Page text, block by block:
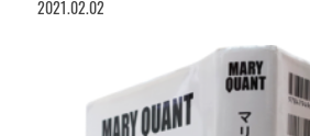
2021.02.02